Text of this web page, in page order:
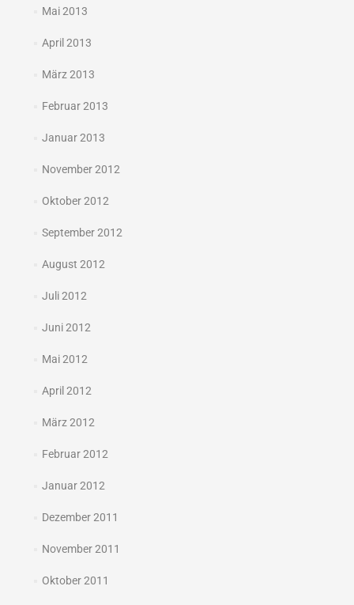
Mai 2013
April 2013
März 2013
Februar 2013
Januar 2013
November 2012
Oktober 2012
September 2012
August 2012
Juli 2012
Juni 2012
Mai 2012
April 2012
März 2012
Februar 2012
Januar 2012
Dezember 2011
November 2011
Oktober 2011